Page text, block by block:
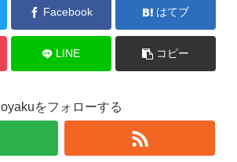
Facebook はてブ
LINE コピー
oyakuをフォローする